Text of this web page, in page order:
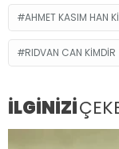
AHMET KASIM HAN
RIDVAN CAN KIMDIR
İLGİNİZİ